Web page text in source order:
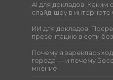
AI для докладов: Каким
слайд-шоу в интернете
ИИ для докладов:
презентацию в сети
Почему я зареклась
города — и почему
мнение